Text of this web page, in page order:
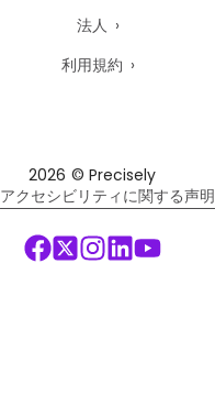
法人
利用規約
2026 © Precisely
アクセシビリティに関する声明